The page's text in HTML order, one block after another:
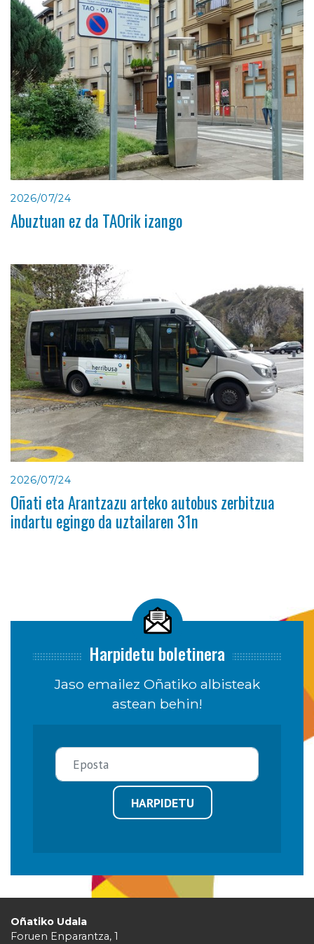
2026/07/24
Abuztuan ez da TAOrik izango
2026/07/24
Oñati eta Arantzazu arteko autobus zerbitzua
indartu egingo da uztailaren 31n
Harpidetu boletinera
Jaso emailez Oñatiko albisteak
astean behin!
HARPIDETU
Oñatiko Udala
Foruen Enparantza, 1